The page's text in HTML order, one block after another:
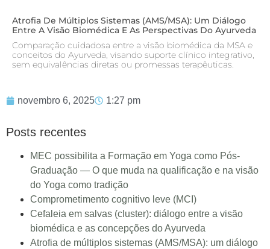
Atrofia De Múltiplos Sistemas (AMS/MSA): Um Diálogo
Entre A Visão Biomédica E As Perspectivas Do Ayurveda
Comparação cuidadosa entre a visão biomédica da MSA e
conceitos do Ayurveda, visando suporte clínico integrativo,
sem equivalências diretas ou promessas terapêuticas.
novembro 6, 2025 1:27 pm
Posts recentes
MEC possibilita a Formação em Yoga como Pós-
Graduação — O que muda na qualificação e na visão
do Yoga como tradição
Comprometimento cognitivo leve (MCI)
Cefaleia em salvas (cluster): diálogo entre a visão
biomédica e as concepções do Ayurveda
Atrofia de múltiplos sistemas (AMS/MSA): um diálogo